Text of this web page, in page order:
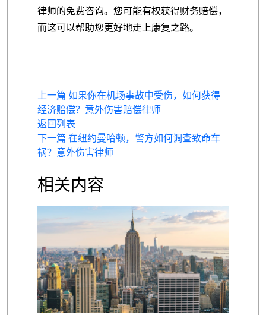
律师的免费咨询。您可能有权获得财务赔偿，
而这可以帮助您更好地走上康复之路。
上一篇 如果你在机场事故中受伤，如何获得
经济赔偿？意外伤害赔偿律师
返回列表
下一篇 在纽约曼哈顿，警方如何调查致命车
祸？意外伤害律师
相关内容